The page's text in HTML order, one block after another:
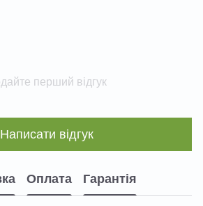
перший відгук
Написати відгук
Оплата Гарантія